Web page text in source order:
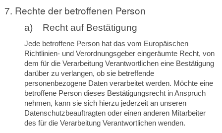
7. Rechte der betroffenen Person
a) Recht auf Bestätigung
Jede betroffene Person hat das vom Europäischen
Richtlinien- und Verordnungsgeber eingeräumte Recht, von
dem für die Verarbeitung Verantwortlichen eine Bestätigung
darüber zu verlangen, ob sie betreffende
personenbezogene Daten verarbeitet werden. Möchte eine
betroffene Person dieses Bestätigungsrecht in Anspruch
nehmen, kann sie sich hierzu jederzeit an unseren
Datenschutzbeauftragten oder einen anderen Mitarbeiter
des für die Verarbeitung Verantwortlichen wenden.